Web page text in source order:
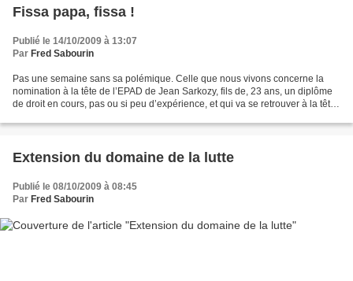
Fissa papa, fissa !
Publié le 14/10/2009 à 13:07
Par Fred Sabourin
Pas une semaine sans sa polémique. Celle que nous vivons concerne la
nomination à la tête de l’EPAD de Jean Sarkozy, fils de, 23 ans, un diplôme
de droit en cours, pas ou si peu d’expérience, et qui va se retrouver à la tête
Extension du domaine de la lutte
Publié le 08/10/2009 à 08:45
Par Fred Sabourin